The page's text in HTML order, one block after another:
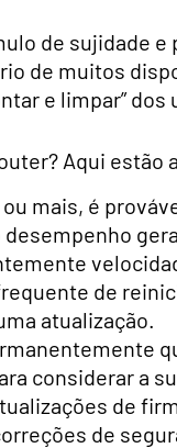
de sujidade
de muitos
e limpar” dos
Aqui estão
mais, é
de
atualização.
considerar a
de
de